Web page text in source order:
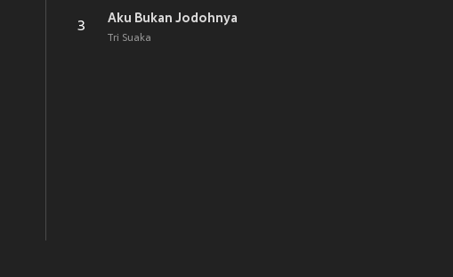
3
Aku Bukan Jodohnya
Tri Suaka